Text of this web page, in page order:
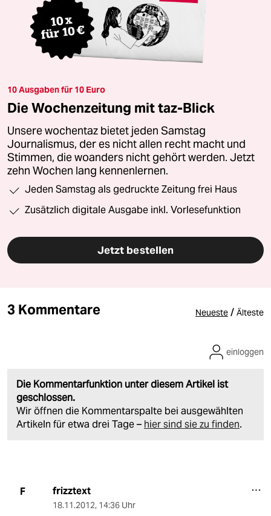
10 Ausgaben für 10 Euro
Die Wochenzeitung mit taz-Blick
Unsere wochentaz bietet jeden Samstag
Journalismus, der es nicht allen recht macht und
Stimmen, die woanders nicht gehört werden. Jetzt
zehn Wochen lang kennenlernen.
Jeden Samstag als gedruckte Zeitung frei Haus
Zusätzlich digitale Ausgabe inkl. Vorlesefunktion
Jetzt bestellen
3 Kommentare Neueste / Älteste
Die Kommentarfunktion unter diesem Artikel ist
geschlossen.
Wir öffnen die Kommentarspalte bei ausgewählten
Artikeln für etwa drei Tage – hier sind sie zu finden.
einloggen
F frizztext
18.11.2012, 14:36 Uhr